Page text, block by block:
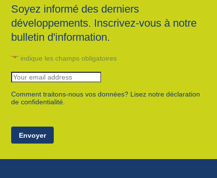
Soyez informé des derniers
développements. Inscrivez-vous à notre
bulletin d'information.
"*" indique les champs obligatoires
Comment traitons-nous vos données? Lisez notre déclaration
de confidentialité.
Envoyer